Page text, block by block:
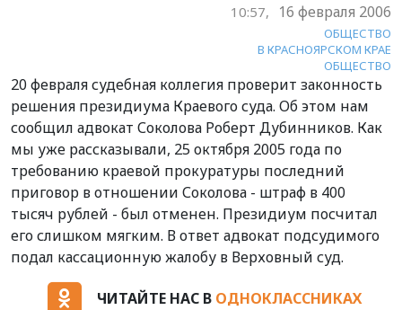
10:57, 16 февраля 2006
ОБЩЕСТВО
В КРАСНОЯРСКОМ КРАЕ
ОБЩЕСТВО
20 февраля судебная коллегия проверит законность
решения президиума Краевого суда. Об этом нам
сообщил адвокат Соколова Роберт Дубинников. Как
мы уже рассказывали, 25 октября 2005 года по
требованию краевой прокуратуры последний
приговор в отношении Соколова - штраф в 400
тысяч рублей - был отменен. Президиум посчитал
его слишком мягким. В ответ адвокат подсудимого
подал кассационную жалобу в Верховный суд.
ЧИТАЙТЕ НАС В ОДНОКЛАССНИКАХ